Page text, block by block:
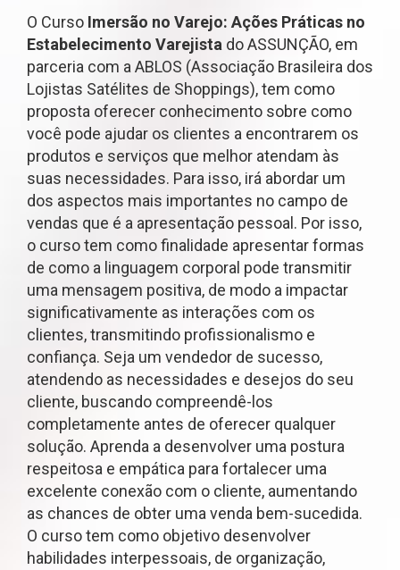
O Curso Imersão no Varejo: Ações Práticas no
Estabelecimento Varejista do ASSUNÇÃO, em
parceria com a ABLOS (Associação Brasileira dos
Lojistas Satélites de Shoppings), tem como
proposta oferecer conhecimento sobre como
você pode ajudar os clientes a encontrarem os
produtos e serviços que melhor atendam às
suas necessidades. Para isso, irá abordar um
dos aspectos mais importantes no campo de
vendas que é a apresentação pessoal. Por isso,
o curso tem como finalidade apresentar formas
de como a linguagem corporal pode transmitir
uma mensagem positiva, de modo a impactar
significativamente as interações com os
clientes, transmitindo profissionalismo e
confiança. Seja um vendedor de sucesso,
atendendo as necessidades e desejos do seu
cliente, buscando compreendê-los
completamente antes de oferecer qualquer
solução. Aprenda a desenvolver uma postura
respeitosa e empática para fortalecer uma
excelente conexão com o cliente, aumentando
as chances de obter uma venda bem-sucedida.
O curso tem como objetivo desenvolver
habilidades interpessoais, de organização,